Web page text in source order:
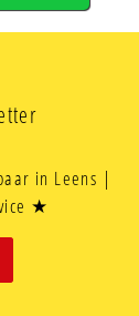
in Leens |
★